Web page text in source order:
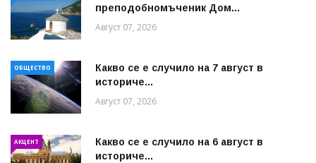
преподобномъченик Дом...
Август 07, 2026
ОБЩЕСТВО
Какво се е случило на 7 август в
историче...
Август 07, 2026
АКЦЕНТ
Какво се е случило на 6 август в
историче...